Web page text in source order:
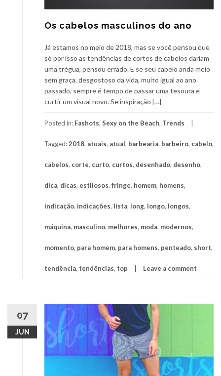
Os cabelos masculinos do ano
Já estamos no meio de 2018, mas se você pensou que
só por isso as tendências de cortes de cabelos dariam
uma trégua, pensou errado. E se seu cabelo anda meio
sem graça, desgostoso da vida, muito igual ao ano
passado, sempre é tempo de passar uma tesoura e
curtir um visual novo. Se inspiração […]
Posted in: Fashots, Sexy on the Beach, Trends
Tagged:2018, atuais, atual, barbearia, barbeiro, cabelo,
cabelos, corte, curto, curtos, desenhado, desenho,
dica, dicas, estilosos, fringe, homem, homens,
indicação, indicações, lista, long, longo, longos,
máquina, masculino, melhores, moda, modernos,
momento, para homem, para homens, penteado, short,
tendência, tendências, top Leave a comment
07
JUN